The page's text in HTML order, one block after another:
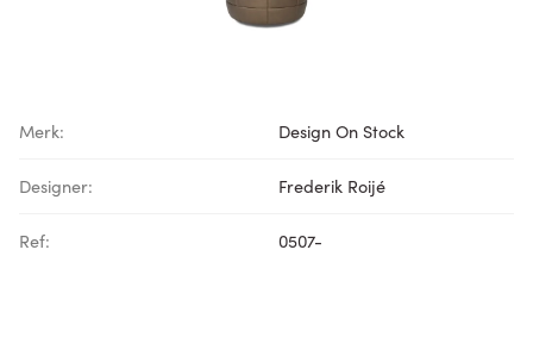
Merk: Design On Stock
Designer: Frederik Roijé
Ref: 0507-